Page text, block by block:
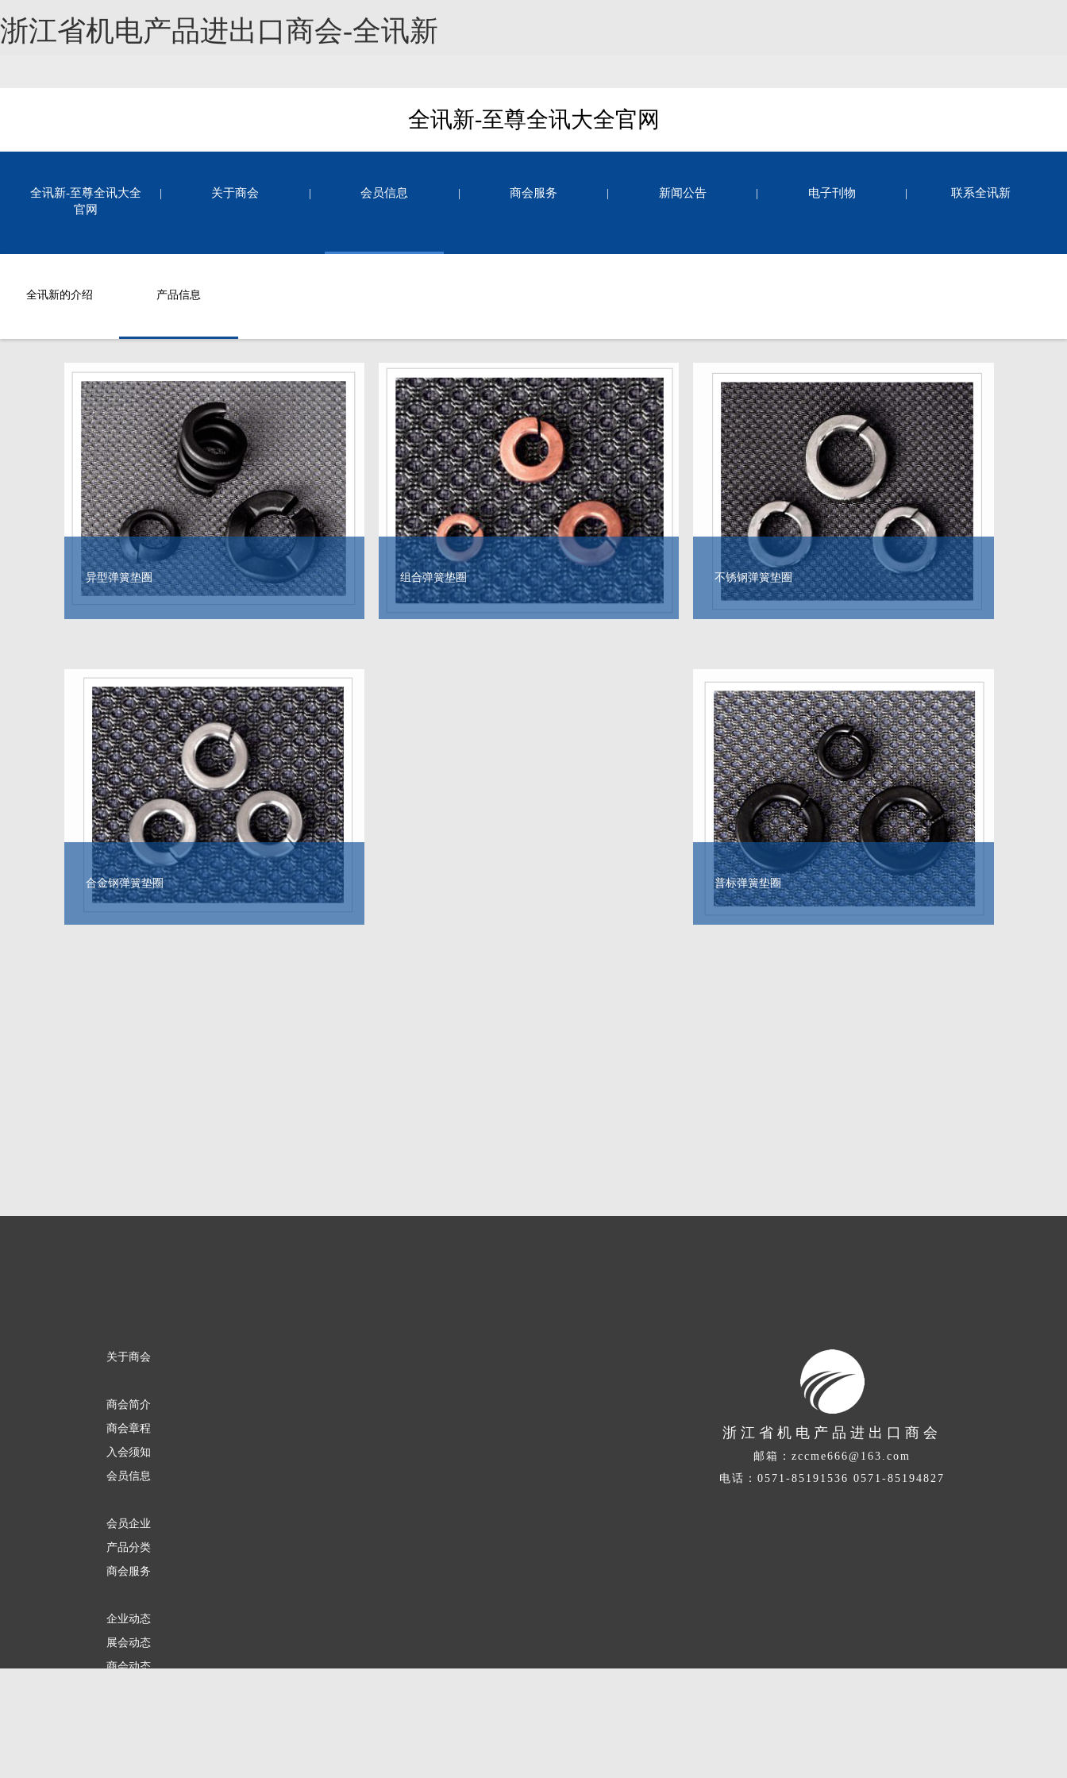
浙江省机电产品进出口商会-全讯新
全讯新-至尊全讯大全官网
全讯新-至尊全讯大全
官网
| 关于商会 | 会员信息 | 商会服务 | 新闻公告 | 电子刊物 | 联系全讯新
全讯新的介绍 产品信息
异型弹簧垫圈 组合弹簧垫圈 不锈钢弹簧垫圈
合金钢弹簧垫圈 普标弹簧垫圈
关于商会
商会简介
商会章程
入会须知
会员信息
会员企业
产品分类
商会服务
企业动态
展会动态
商会动态
浙江省机电产品进出口商会
邮箱：zccme666@163.com
电话：0571-85191536 0571-85194827